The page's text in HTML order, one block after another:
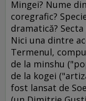
Mingei? Nume
coregrafic?
dramatică?
Nici una dintre
Termenul,
de la minshu
de la kogei
fost lansat de